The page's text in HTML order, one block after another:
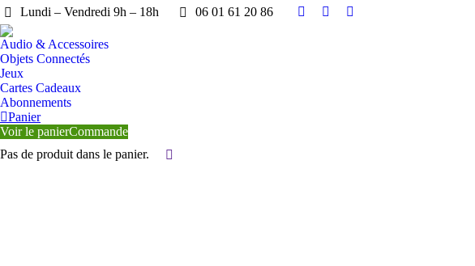
Lundi – Vendredi 9h – 18h 06 01 61 20 86
Facebook
YouTube
X
Audio & Accessoires
Objets Connectés
Jeux
Cartes Cadeaux
Abonnements
Panier
Voir le panierCommande
Pas de produit dans le panier.
Search: